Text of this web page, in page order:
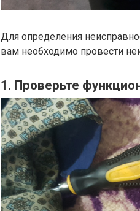
Для определения
вам необходимо провести
1. Проверьте